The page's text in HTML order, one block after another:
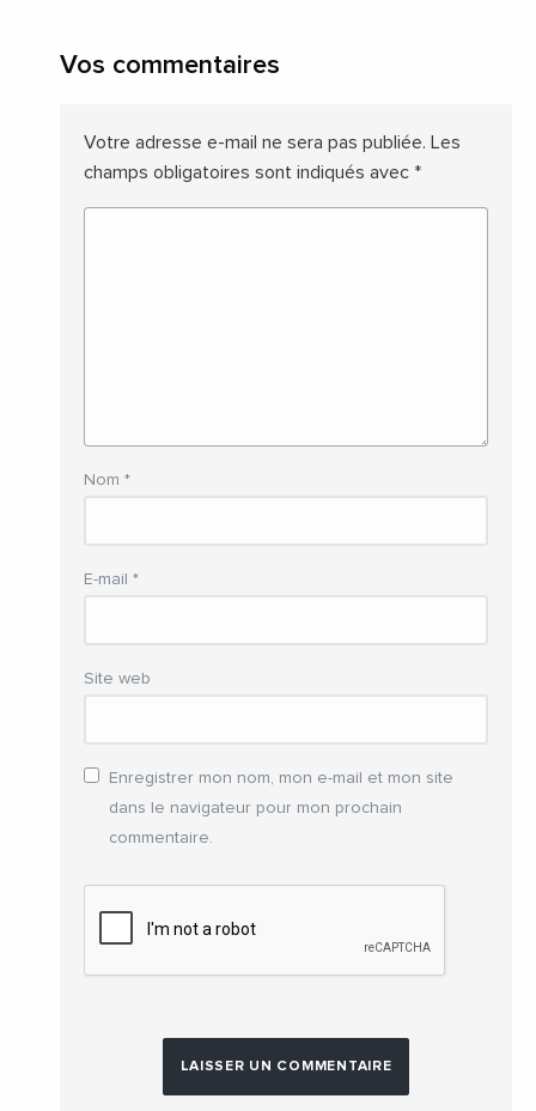
Vos commentaires
Votre adresse e-mail ne sera pas publiée. Les
champs obligatoires sont indiqués avec *
Nom *
E-mail *
Site web
Enregistrer mon nom, mon e-mail et mon site
dans le navigateur pour mon prochain
commentaire.